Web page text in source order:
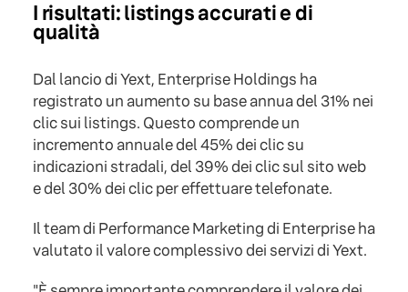
I risultati: listings accurati e di
qualità
Dal lancio di Yext, Enterprise Holdings ha
registrato un aumento su base annua del 31% nei
clic sui listings. Questo comprende un
incremento annuale del 45% dei clic su
indicazioni stradali, del 39% dei clic sul sito web
e del 30% dei clic per effettuare telefonate.
Il team di Performance Marketing di Enterprise ha
valutato il valore complessivo dei servizi di Yext.